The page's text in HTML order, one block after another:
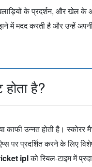
के प्रदर्शन, और खेल
मदद करती है और उन्हें अपनी
है?
काफी उन्नत होती है।
पर प्रदर्शित करने के लिए
iplको रियल-टाइम में